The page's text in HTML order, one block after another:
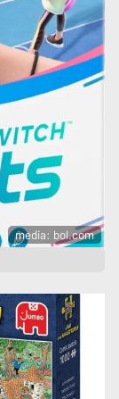
media: bol.com